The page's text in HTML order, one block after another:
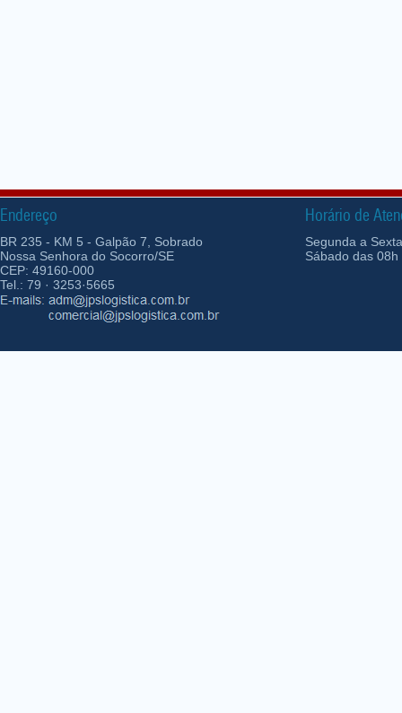
Endereço
BR 235 - KM 5 - Galpão 7, Sobrado
Nossa Senhora do Socorro/SE
CEP: 49160-000
Tel.: 79 · 3253·5665
Horário de
Segunda a
Sábado das 08h